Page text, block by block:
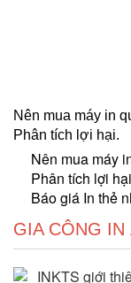
Nên mua máy in
Phân tích lợi hại.
Nên mua máy
Phân tích lợi
Báo giá In thẻ
GIA CÔNG IN